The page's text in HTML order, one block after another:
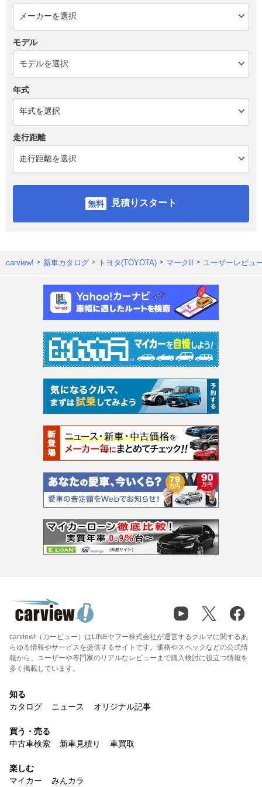
モデル
年式
走行距離
見積りスタート
carview! 新車カタログ トヨタ(TOYOTA) マークII ユーザーレビュ
carview!（カービュー）はLINEヤフー株式会社が運営するクルマに関するあ
らゆる情報やサービスを提供するサイトです。価格やスペックなどの公式情
報から、ユーザーや専門家のリアルなレビューまで購入検討に役立つ情報を
多く掲載しています。
知る
カタログ
ニュース オリジナル記事
買う・売る
中古車検索
新車見積り 車買取
楽しむ
マイカー
みんカラ